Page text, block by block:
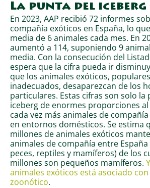
La punta del iceberg
En 2023, AAP recibió 72 informes
compañía exóticos en España, lo
media de 6 animales cada mes. En
aumentó a 114, suponiendo 9
media. Con la consecución del
espera que la cifra pueda ir
que los animales exóticos,
inadecuados, desaparezcan de los
particulares. Estas cifras son solo la
iceberg de enormes proporciones
cada vez más animales de
en entornos domésticos. Se estima
millones de animales exóticos
animales de compañía entre España
peces, reptiles y mamíferos) de los
millones son pequeños mamíferos.
animales exóticos está asociado
zoonótico.